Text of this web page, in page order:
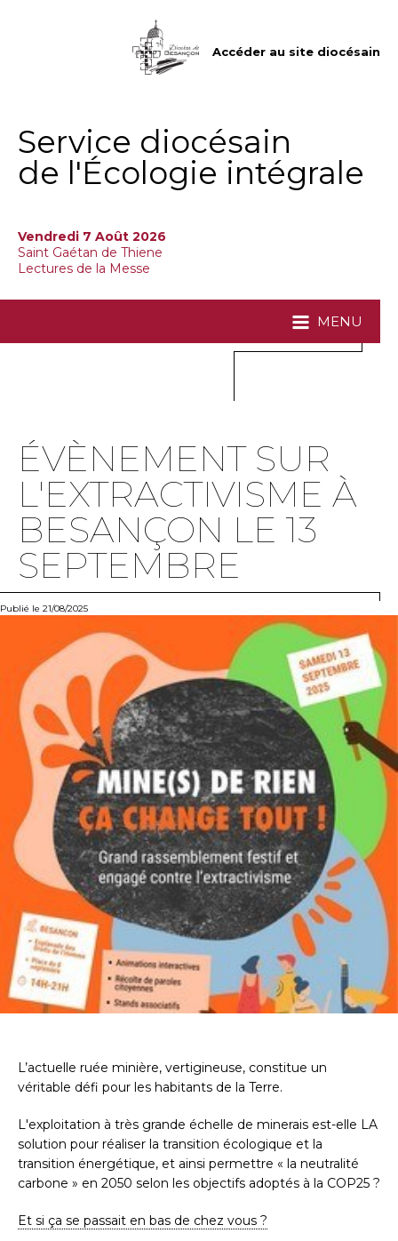
Accéder au site diocésain
Service diocésain
de l'Écologie intégrale
Vendredi 7 Août 2026
Saint Gaétan de Thiene
Lectures de la Messe
MENU
ÉVÈNEMENT SUR
L'EXTRACTIVISME À
BESANÇON LE 13
SEPTEMBRE
Publié le 21/08/2025
L’actuelle ruée minière, vertigineuse, constitue un
véritable défi pour les habitants de la Terre.
L'exploitation à très grande échelle de minerais est-elle LA
solution pour réaliser la transition écologique et la
transition énergétique, et ainsi permettre « la neutralité
carbone » en 2050 selon les objectifs adoptés à la COP25 ?
Et si ça se passait en bas de chez vous ?